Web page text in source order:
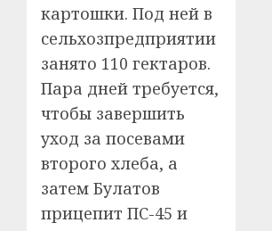
картошки. Под ней в
сельхозпредприятии
занято 110 гектаров.
Пара дней требуется,
чтобы завершить
уход за посевами
второго хлеба, а
затем Булатов
прицепит ПС-45 и